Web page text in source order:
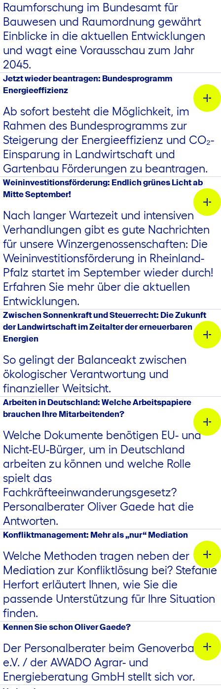
Betriebsvergleich im genossenschaftlichen Agrarhandel
2023
815,8 kB
Thomas Lindt
Betreuung und Beratung landwirtschaftliche Waren- und
Dienstleistungsgenossenschaften
0511 9574-5280
Raumforschung im Bundesamt für
Bauwesen und Raumordnung gewährt
Einblicke in die aktuellen Entwicklungen
und wagt eine Vorausschau zum Jahr
2045.
hier.
Thomas Lindt
Betreuung und Beratung landwirtschaftliche Waren- und
Dienstleistungsgenossenschaften
0511 9574-5280
Jetzt wieder beantragen: Bundesprogramm
Energieeffizienz
Ab sofort besteht die Möglichkeit, im
Rahmen des Bundesprogramms zur
Steigerung der Energieeffizienz und CO₂-
Einsparung in Landwirtschaft und
Gartenbau Förderungen zu beantragen.
hier.
Dr. Simone Roscher
Abteilungsleiterin
Agrar
030 26472-7051
Weininvestitionsförderung: Endlich grünes Licht ab
Mitte September!
Nach langer Wartezeit und intensiven
Verhandlungen gibt es gute Nachrichten
für unsere Winzergenossenschaften: Die
Weininvestitionsförderung in Rheinland-
Pfalz startet im September wieder durch!
Erfahren Sie mehr über die aktuellen
Entwicklungen.
hier.
Daniel Illerhaus
Abteilungsleiter
Kommunikation, Marketing, Politik
0172 5252 -835
Zwischen Sonnenkraft und Steuerrecht: Die Zukunft
der Landwirtschaft im Zeitalter der erneuerbaren
Energien
So gelingt der Balanceakt zwischen
ökologischer Verantwortung und
finanzieller Weitsicht.
Arbeiten in Deutschland: Welche Arbeitspapiere
brauchen Ihre Mitarbeitenden?
Welche Dokumente benötigen EU- und
Nicht-EU-Bürger, um in Deutschland
arbeiten zu können und welche Rolle
spielt das
Fachkräfteeinwanderungsgesetz?
Personalberater Oliver Gaede hat die
Antworten.
Konfliktmanagement: Mehr als „nur“ Mediation
Welche Methoden tragen neben der
Mediation zur Konfliktlösung bei? Stefanie
Herfort erläutert Ihnen, wie Sie die
passende Unterstützung für Ihre Situation
finden.
Kennen Sie schon Oliver Gaede?
Der Personalberater beim Genoverband
e.V. / der AWADO Agrar- und
Energieberatung GmbH stellt sich vor.